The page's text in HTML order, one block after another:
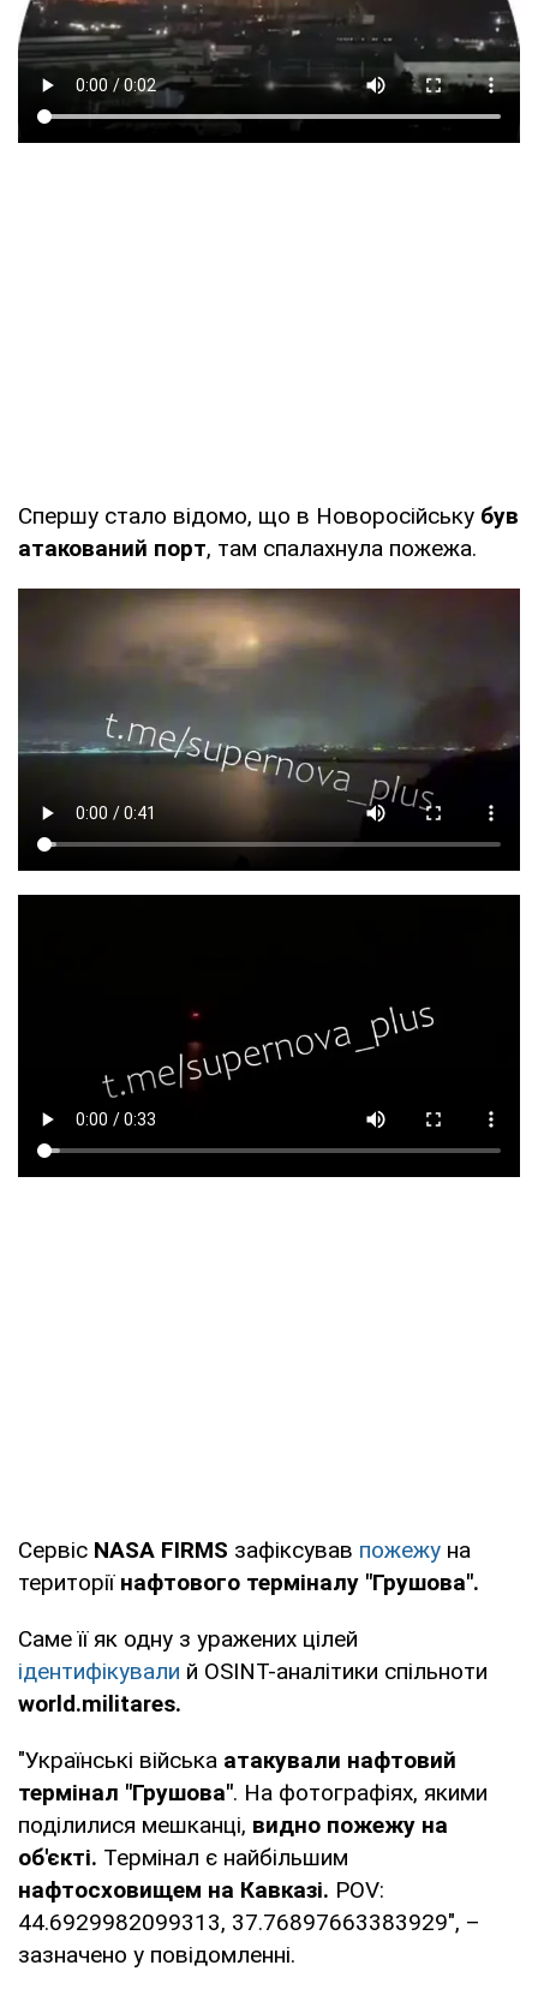
Спершу стало відомо, що в Новоросійську був
атакований порт, там спалахнула пожежа.
Сервіс NASA FIRMS зафіксував пожежу на
територіїнафтового терміналу "Грушова".
Саме її як одну з уражених цілей
ідентифікували й OSINT-аналітики спільноти
world.militares.
"Українські війська атакували нафтовий
термінал "Грушова". На фотографіях, якими
поділилися мешканці, видно пожежу на
об'єкті. Термінал є найбільшим
нафтосховищем на Кавказі. POV:
44.6929982099313, 37.76897663383929", –
зазначено у повідомленні.